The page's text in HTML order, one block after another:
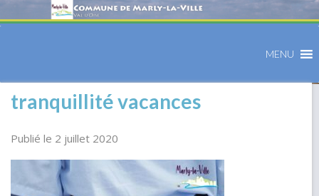
MENU
tranquillité vacances
Publié le 2 juillet 2020